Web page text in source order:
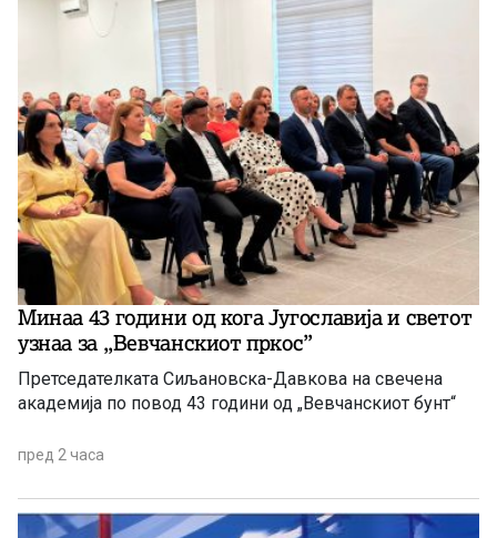
Минаа 43 години од кога Југославија и светот
узнаа за ,,Вевчанскиот пркос”
Претседателката Сиљановска-Давкова на свечена
академија по повод 43 години од „Вевчанскиот бунт“
пред 2 часа